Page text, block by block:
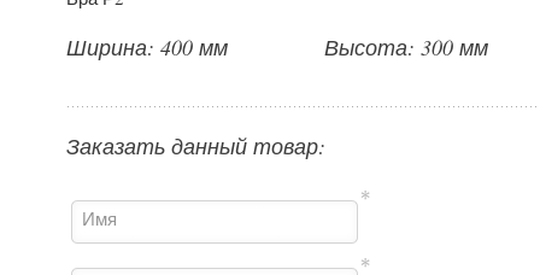
Ширина: 400 мм Высота: 300 мм
Заказать данный товар:
Имя